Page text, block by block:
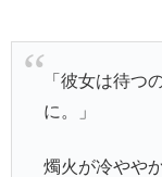
「彼女は待つ
に。」
燭火が冷やや